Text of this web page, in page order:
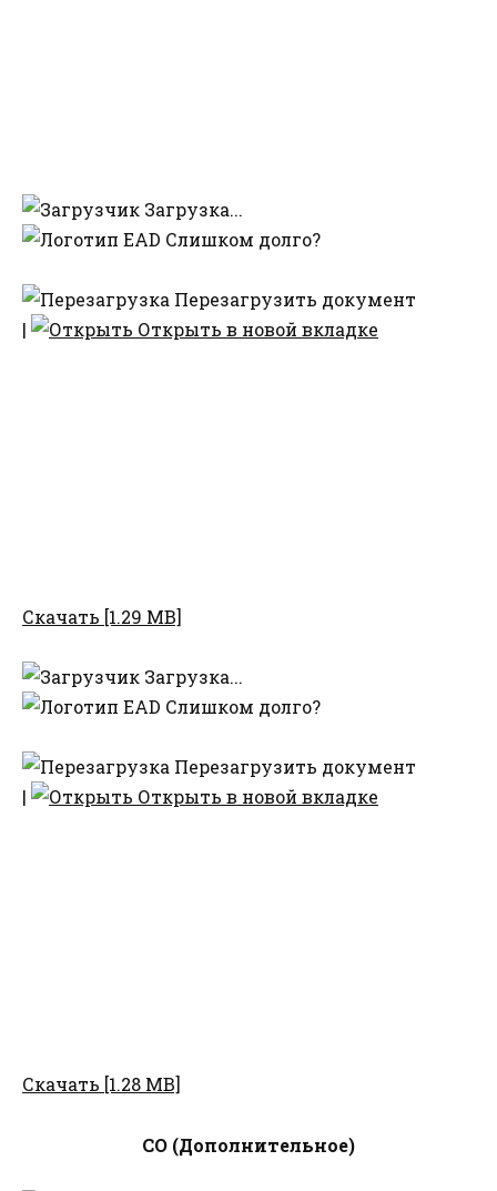
Загрузка...
Слишком долго?
Перезагрузить документ
|
Открыть в новой вкладке
Скачать [1.29 MB]
Загрузка...
Слишком долго?
Перезагрузить документ
|
Открыть в новой вкладке
Скачать [1.28 MB]
СО (Дополнительное)